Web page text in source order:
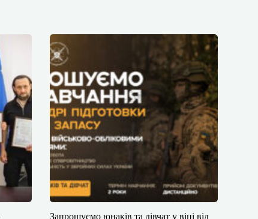
Запрошуємо юнаків та дівчат у віці від